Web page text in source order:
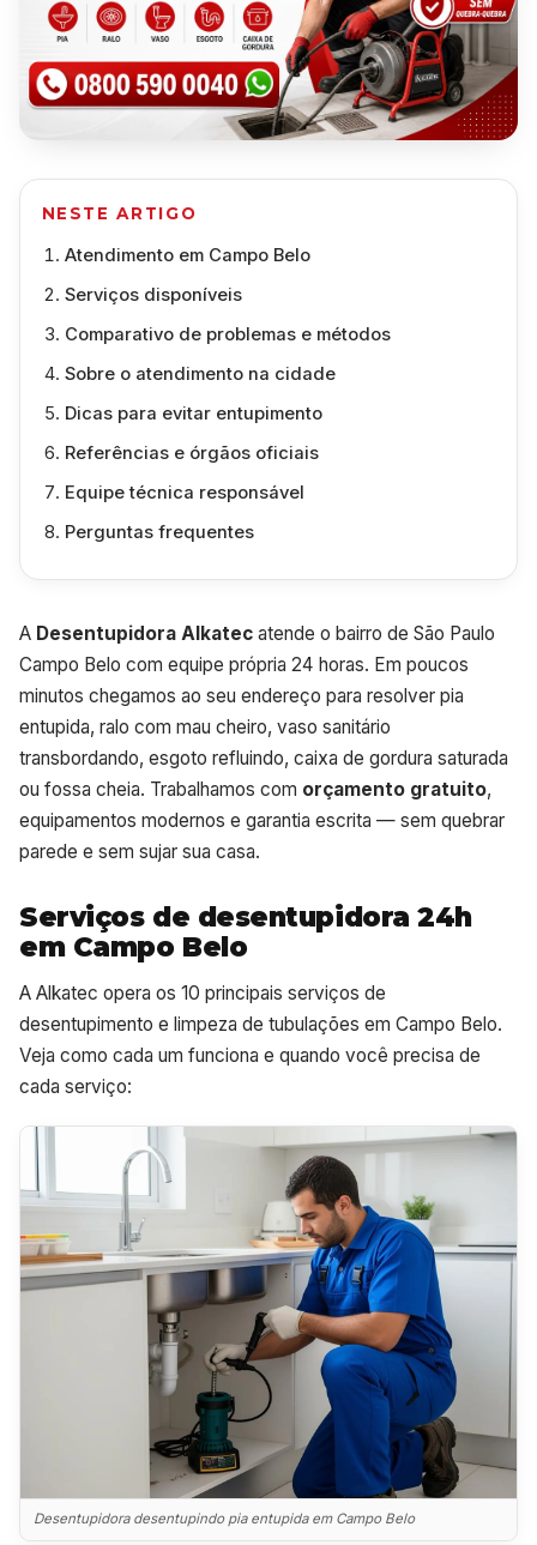
NESTE ARTIGO
Atendimento em Campo Belo
Serviços disponíveis
Comparativo de problemas e métodos
Sobre o atendimento na cidade
Dicas para evitar entupimento
Referências e órgãos oficiais
Equipe técnica responsável
Perguntas frequentes
A Desentupidora Alkatec atende o bairro de São Paulo
Campo Belo com equipe própria 24 horas. Em poucos
minutos chegamos ao seu endereço para resolver pia
entupida, ralo com mau cheiro, vaso sanitário
transbordando, esgoto refluindo, caixa de gordura saturada
ou fossa cheia. Trabalhamos com orçamento gratuito,
equipamentos modernos e garantia escrita — sem quebrar
parede e sem sujar sua casa.
Serviços de desentupidora 24h
em Campo Belo
A Alkatec opera os 10 principais serviços de
desentupimento e limpeza de tubulações em Campo Belo.
Veja como cada um funciona e quando você precisa de
cada serviço:
Desentupidora desentupindo pia entupida em Campo Belo